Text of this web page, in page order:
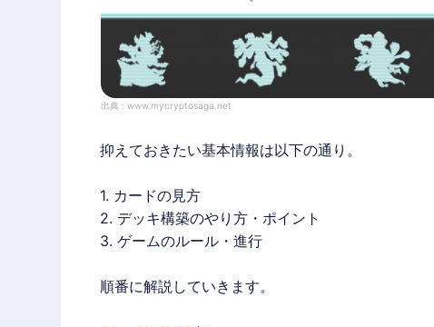
出典 : www.mycryptosaga.net
抑えておきたい基本情報は以下の通り。
1. カードの見方
2. デッキ構築のやり方・ポイント
3. ゲームのルール・進行
順番に解説していきます。